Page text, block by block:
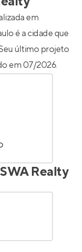
em
é a cidade que
último projeto
em 07/2026.
SWA Realty